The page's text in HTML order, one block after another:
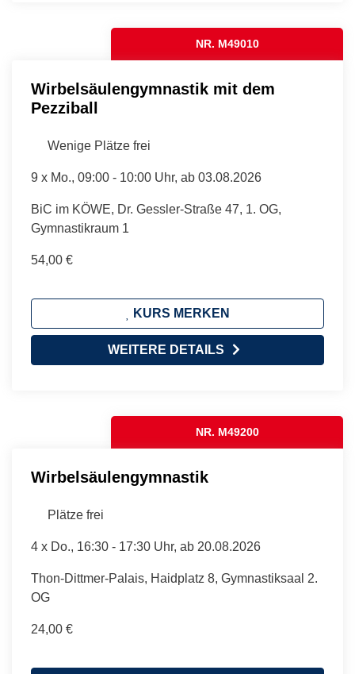
NR. M49010
Wirbelsäulengymnastik mit dem
Pezziball
Wenige Plätze frei
9 x Mo., 09:00 - 10:00 Uhr, ab 03.08.2026
BiC im KÖWE, Dr. Gessler-Straße 47, 1. OG,
Gymnastikraum 1
54,00 €
KURS MERKEN
WEITERE DETAILS
NR. M49200
Wirbelsäulengymnastik
Plätze frei
4 x Do., 16:30 - 17:30 Uhr, ab 20.08.2026
Thon-Dittmer-Palais, Haidplatz 8, Gymnastiksaal 2.
OG
24,00 €